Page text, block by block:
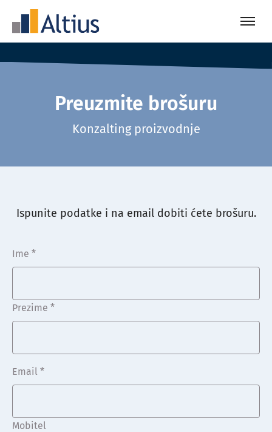
Preuzmite brošuru
Konzalting proizvodnje
Ispunite podatke i na email dobiti ćete brošuru.
Ime *
Prezime *
Email *
Mobitel